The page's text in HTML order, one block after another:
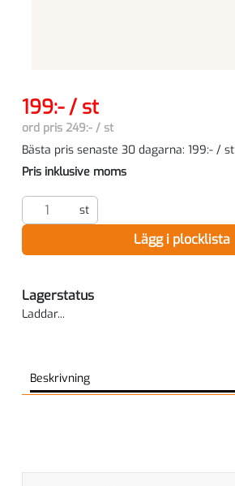
199:- / stSEK per ST
ord pris 249:- / st
Bästa pris senaste 30 dagarna: 199:- / st
Pris inklusive moms
st
Lägg i plocklista
Lagerstatus
Laddar...
Beskrivning